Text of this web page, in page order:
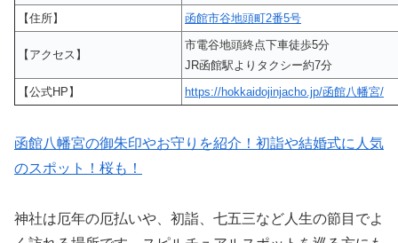
【住所】
函館市谷地頭町2番5号
【アクセス】
市電谷地頭終点下車徒歩5分
JR函館駅よりタクシー約7分
【公式HP】
https://hokkaidojinjacho.jp/函館八幡宮/
函館八幡宮の御朱印やお守りを紹介！初詣や結婚式に人気
のスポット！桜も！
神社は厄年の厄払いや、初詣、七五三など人生の節目でよ